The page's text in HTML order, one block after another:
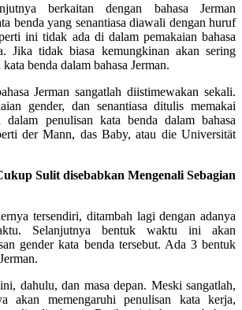
berkaitan dengan bahasa Jerman
benda yang senantiasa diawali dengan huruf
ini tidak ada di dalam pemakaian bahasa
Jika tidak biasa kemungkinan akan sering
benda dalam bahasa Jerman.
Jerman sangatlah diistimewakan sekali.
gender, dan senantiasa ditulis memakai
penulisan kata benda dalam bahasa
der Mann, das Baby, atau die Universität
Sulit disebabkan Mengenali Sebagian
tersendiri, ditambah lagi dengan adanya
Selanjutnya bentuk waktu ini akan
gender kata benda tersebut. Ada 3 bentuk
dahulu, dan masa depan. Meski sangatlah,
akan memengaruhi penulisan kata kerja,